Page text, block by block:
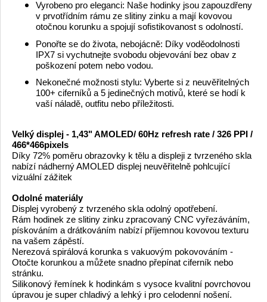
Vyrobeno pro eleganci: Naše hodinky jsou zapouzdřeny
v prvotřídním rámu ze slitiny zinku a mají kovovou
otočnou korunku a spojují sofistikovanost s odolností.
Ponořte se do života, nebojácně: Díky voděodolnosti
IPX7 si vychutnejte svobodu objevování bez obav z
poškození potem nebo vodou.
Nekonečné možnosti stylu: Vyberte si z neuvěřitelných
100+ ciferníků a 5 jedinečných motivů, které se hodí k
vaší náladě, outfitu nebo příležitosti.
Velký displej - 1,43" AMOLED/ 60Hz refresh rate / 326 PPI /
466*466pixels
Díky 72% poměru obrazovky k tělu a displeji z tvrzeného skla
nabízí nádherný AMOLED displej neuvěřitelně pohlcující
vizuální zážitek
Odolné materiály
Displej vyrobený z tvrzeného skla odolný opotřebení.
Rám hodinek ze slitiny zinku zpracovaný CNC vyřezáváním,
pískováním a drátkováním nabízí příjemnou kovovou texturu
na vašem zápěstí.
Nerezová spirálová korunka s vakuovým pokovováním -
Otočte korunkou a můžete snadno přepínat ciferník nebo
stránku.
Silikonový řemínek k hodinkám s vysoce kvalitní povrchovou
úpravou je super chladivý a lehký i pro celodenní nošení.